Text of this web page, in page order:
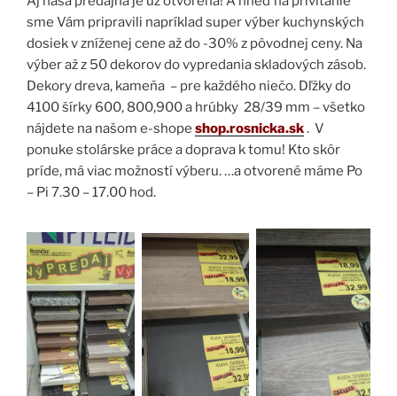
sme Vám pripravili napríklad super výber kuchynských
dosiek v zníženej cene až do -30% z pôvodnej ceny. Na
výber až z 50 dekorov do vypredania skladových zásob.
Dekory dreva, kameňa – pre každého niečo. Dľžky do
4100 šírky 600, 800,900 a hrúbky 28/39 mm – všetko
nájdete na našom e-shope shop.rosnicka.sk. V
ponuke stolárske práce a doprava k tomu! Kto skôr
príde, má viac možností výberu. …a otvorené máme Po
– Pi 7.30 – 17.00 hod.